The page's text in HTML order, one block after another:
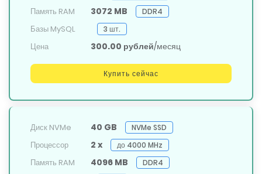
Память RAM 3072 MB DDR4
Базы MySQL 3 шт.
Цена 300.00 рублей/месяц
Купить сейчас
Диск NVMe 40 GB NVMe SSD
Процессор 2 x до 4000 MHz
Память RAM 4096 MB DDR4